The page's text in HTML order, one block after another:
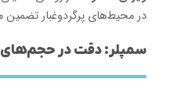
در محیط‌های پرگردوغبار تضمین
سمپلر: دقت در